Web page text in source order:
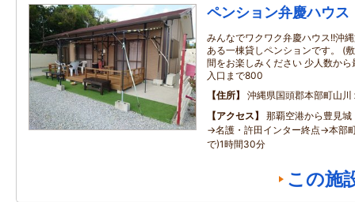
ペンション弁慶ハウス
みんなでワクワク弁慶ハウス!!沖
ある一棟貸しペンションです。 (
間をお楽しみください 少人数か
入口まで800
住所
沖縄県国頭郡本部町山川
アクセス
那覇空港から豊見
→名護・許田インター終点→本部
で)1時間30分
この施